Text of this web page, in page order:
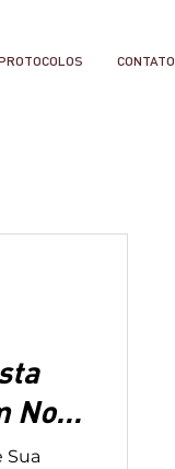
CONTATO
Nova
Sua